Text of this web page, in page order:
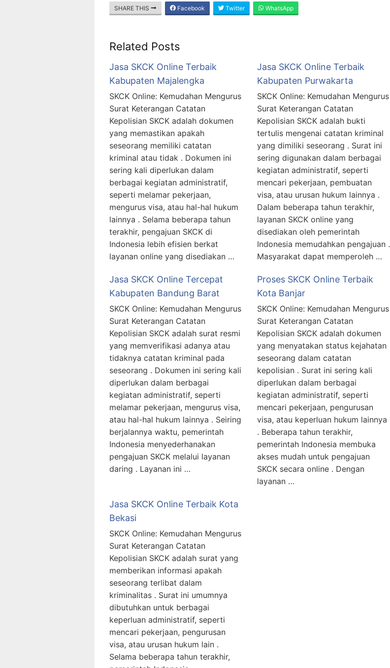
SHARE THIS Facebook Twitter WhatsApp
Related Posts
Jasa SKCK Online Terbaik
Kabupaten Majalengka
SKCK Online: Kemudahan Mengurus
Surat Keterangan Catatan
Kepolisian SKCK adalah dokumen
yang memastikan apakah
seseorang memiliki catatan
kriminal atau tidak . Dokumen ini
sering kali diperlukan dalam
berbagai kegiatan administratif,
seperti melamar pekerjaan,
mengurus visa, atau hal-hal hukum
lainnya . Selama beberapa tahun
terakhir, pengajuan SKCK di
Indonesia lebih efisien berkat
layanan online yang disediakan …
Jasa SKCK Online Terbaik
Kabupaten Purwakarta
SKCK Online: Kemudahan Mengurus
Surat Keterangan Catatan
Kepolisian SKCK adalah bukti
tertulis mengenai catatan kriminal
yang dimiliki seseorang . Surat ini
sering digunakan dalam berbagai
kegiatan administratif, seperti
mencari pekerjaan, pembuatan
visa, atau urusan hukum lainnya .
Dalam beberapa tahun terakhir,
layanan SKCK online yang
disediakan oleh pemerintah
Indonesia memudahkan pengajuan .
Masyarakat dapat memperoleh …
Jasa SKCK Online Tercepat
Kabupaten Bandung Barat
SKCK Online: Kemudahan Mengurus
Surat Keterangan Catatan
Kepolisian SKCK adalah surat resmi
yang memverifikasi adanya atau
tidaknya catatan kriminal pada
seseorang . Dokumen ini sering kali
diperlukan dalam berbagai
kegiatan administratif, seperti
melamar pekerjaan, mengurus visa,
atau hal-hal hukum lainnya . Seiring
berjalannya waktu, pemerintah
Indonesia menyederhanakan
pengajuan SKCK melalui layanan
daring . Layanan ini …
Proses SKCK Online Terbaik
Kota Banjar
SKCK Online: Kemudahan Mengurus
Surat Keterangan Catatan
Kepolisian SKCK adalah dokumen
yang menyatakan status kejahatan
seseorang dalam catatan
kepolisian . Surat ini sering kali
diperlukan dalam berbagai
kegiatan administratif, seperti
mencari pekerjaan, pengurusan
visa, atau keperluan hukum lainnya
. Beberapa tahun terakhir,
pemerintah Indonesia membuka
akses mudah untuk pengajuan
SKCK secara online . Dengan
layanan …
Jasa SKCK Online Terbaik Kota
Bekasi
SKCK Online: Kemudahan Mengurus
Surat Keterangan Catatan
Kepolisian SKCK adalah surat yang
memberikan informasi apakah
seseorang terlibat dalam
kriminalitas . Surat ini umumnya
dibutuhkan untuk berbagai
keperluan administratif, seperti
mencari pekerjaan, pengurusan
visa, atau urusan hukum lain .
Selama beberapa tahun terakhir,